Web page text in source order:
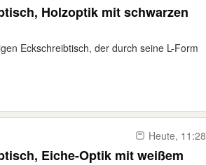
Holzoptik mit schwarzen
Eckschreibtisch, der durch seine L-Form
Heute, 11:28
Eiche-Optik mit weißem